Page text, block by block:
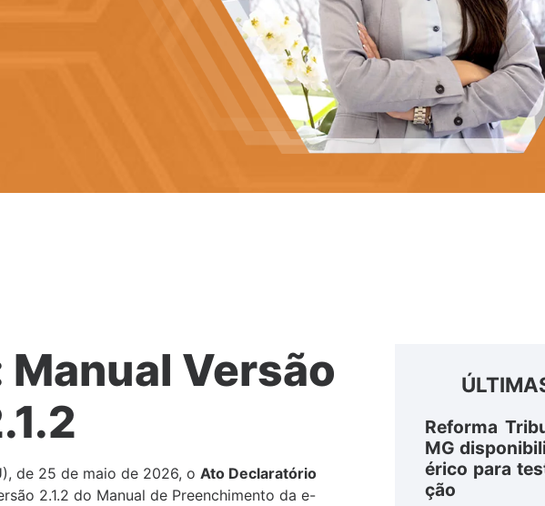
Versão
de 25 de maio de 2026, o Ato Declaratório
2.1.2 do Manual de Preenchimento da e-
Reforma
MG
érico para
ção